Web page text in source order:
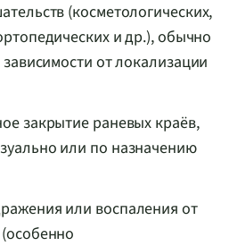
(косметологических,
и др.), обычно
от локализации
закрытие раневых краёв,
или по назначению
или воспаления от